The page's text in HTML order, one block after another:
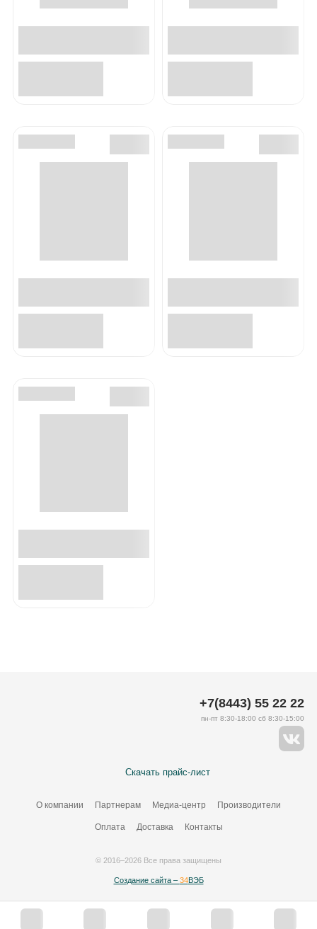
Скачать прайс-лист
О компании Партнерам Медиа-центр Производители
Оплата Доставка Контакты
+7(8443) 55 22 22
пн-пт 8:30-18:00 сб 8:30-15:00
© 2016–2026 Все права защищены
Создание сайта – 34ВЭБ